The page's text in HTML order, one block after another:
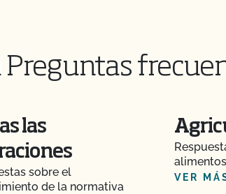
Preguntas
las
sobre el
de la normativa
VER
el CCOF los productos de cáñamo?
se certifican como orgánicos los
puedo encontrar un matadero orgánico